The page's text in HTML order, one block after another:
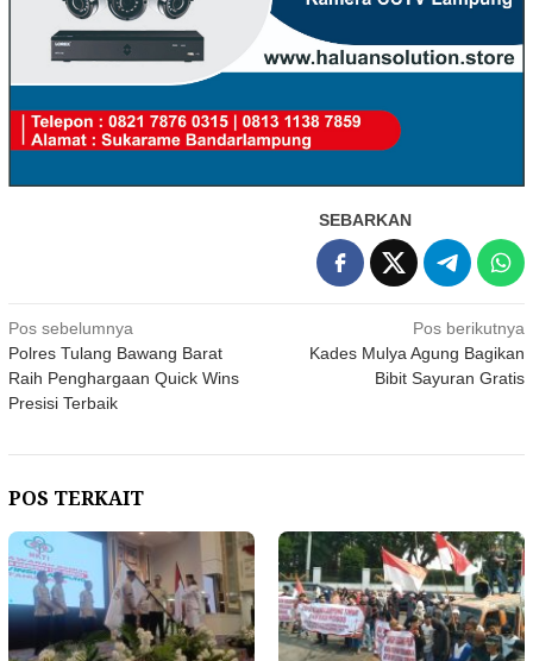
SEBARKAN
Navigasi
pos
Pos sebelumnya
Polres Tulang Bawang Barat
Raih Penghargaan Quick Wins
Presisi Terbaik
Pos berikutnya
Kades Mulya Agung Bagikan
Bibit Sayuran Gratis
POS TERKAIT